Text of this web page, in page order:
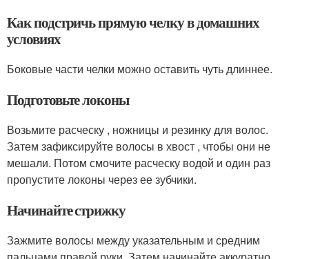
Как подстричь прямую челку в домашних
условиях
Боковые части челки можно оставить чуть длиннее.
Подготовьте локоны
Возьмите расческу , ножницы и резинку для волос.
Затем зафиксируйте волосы в хвост , чтобы они не
мешали. Потом смочите расческу водой и один раз
пропустите локоны через ее зубчики.
Начинайте стрижку
Зажмите волосы между указательным и средним